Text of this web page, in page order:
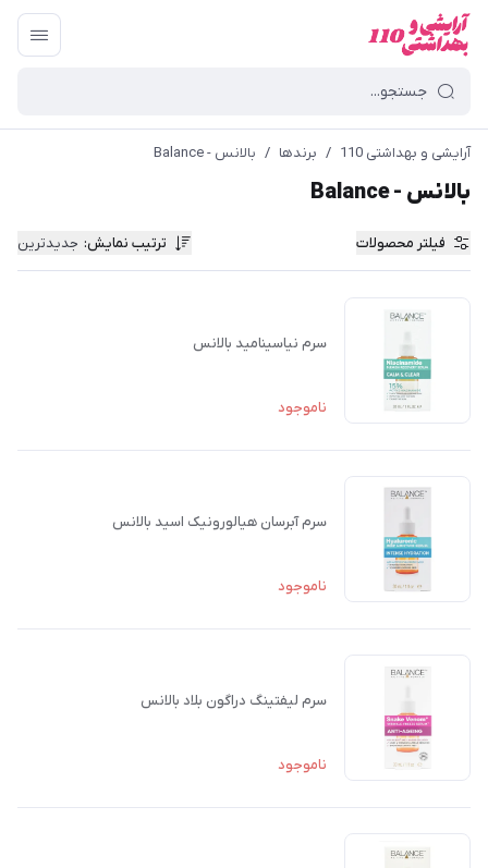
آرایشی و بهداشتی 110 / برندها / بالانس - Balance
بالانس - Balance
فیلتر محصولات ترتیب نمایش: جدیدترین
سرم نیاسینامید بالانس
ناموجود
سرم آبرسان هیالورونیک اسید بالانس
ناموجود
سرم لیفتینگ دراگون بلاد بالانس
ناموجود